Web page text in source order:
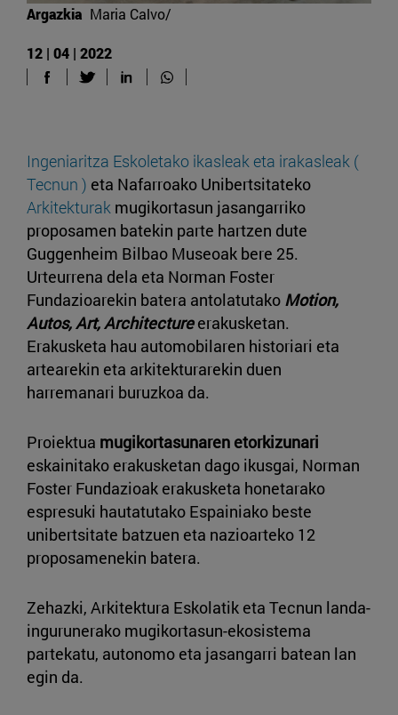
Argazkia Maria Calvo/
12 | 04 | 2022
Ingeniaritza Eskoletako ikasleak eta irakasleak (
Tecnun ) eta Nafarroako Unibertsitateko
Arkitekturak mugikortasun jasangarriko
proposamen batekin parte hartzen dute
Guggenheim Bilbao Museoak bere 25.
Urteurrena dela eta Norman Foster
Fundazioarekin batera antolatutako Motion,
Autos, Art, Architectureerakusketan.
Erakusketa hau automobilaren historiari eta
artearekin eta arkitekturarekin duen
harremanari buruzkoa da.
Proiektua mugikortasunaren etorkizunari
eskainitako erakusketan dago ikusgai, Norman
Foster Fundazioak erakusketa honetarako
espresuki hautatutako Espainiako beste
unibertsitate batzuen eta nazioarteko 12
proposamenekin batera.
Zehazki, Arkitektura Eskolatik eta Tecnun landa-
ingurunerako mugikortasun-ekosistema
partekatu, autonomo eta jasangarri batean lan
egin da.